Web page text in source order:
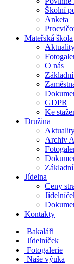
Školní
Anketa
Mateřská škola
O nás
GDPR
Ke
Družina
Archiv
Jídelna
Ceny
Kontakty
Bakaláři
Jídelníček
Fotogalerie
Naše výuka